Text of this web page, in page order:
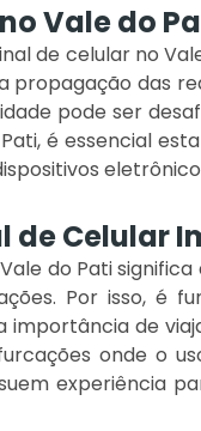
Vale do
de celular no
propagação das
pode ser
é essencial
de Celular
do Pati
Por isso, é
de
onde o
experiência